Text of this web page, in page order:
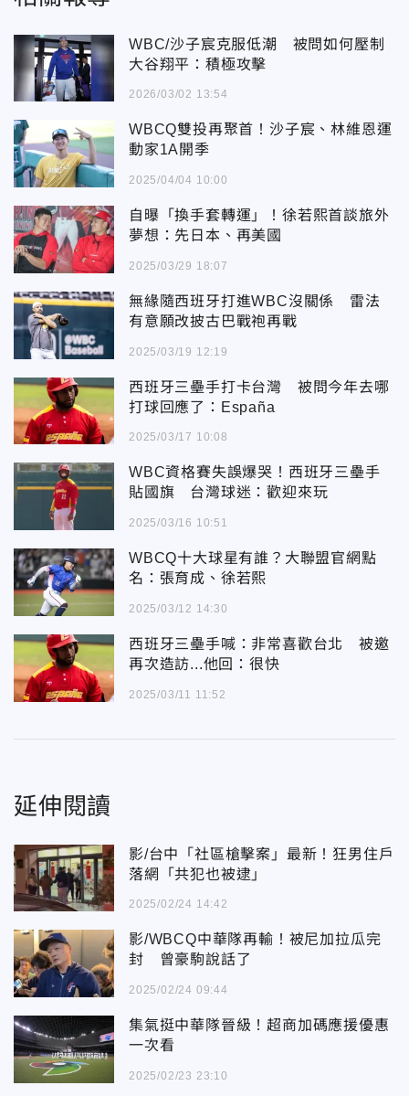
WBC/沙子宸克服低潮 被問如何壓制
大谷翔平：積極攻擊
2026/03/02 13:54
WBCQ雙投再聚首！沙子宸、林維恩運
動家1A開季
2025/04/04 10:00
自曝「換手套轉運」！徐若熙首談旅外
夢想：先日本、再美國
2025/03/29 18:07
無緣隨西班牙打進WBC沒關係 雷法
有意願改披古巴戰袍再戰
2025/03/19 12:19
西班牙三壘手打卡台灣 被問今年去哪
打球回應了：España
2025/03/17 10:08
WBC資格賽失誤爆哭！西班牙三壘手
貼國旗 台灣球迷：歡迎來玩
2025/03/16 10:51
WBCQ十大球星有誰？大聯盟官網點
名：張育成、徐若熙
2025/03/12 14:30
西班牙三壘手喊：非常喜歡台北 被邀
再次造訪...他回：很快
2025/03/11 11:52
延伸閱讀
影/台中「社區槍擊案」最新！狂男住戶
落網「共犯也被逮」
2025/02/24 14:42
影/WBCQ中華隊再輸！被尼加拉瓜完
封 曾豪駒說話了
2025/02/24 09:44
集氣挺中華隊晉級！超商加碼應援優惠
一次看
2025/02/23 23:10